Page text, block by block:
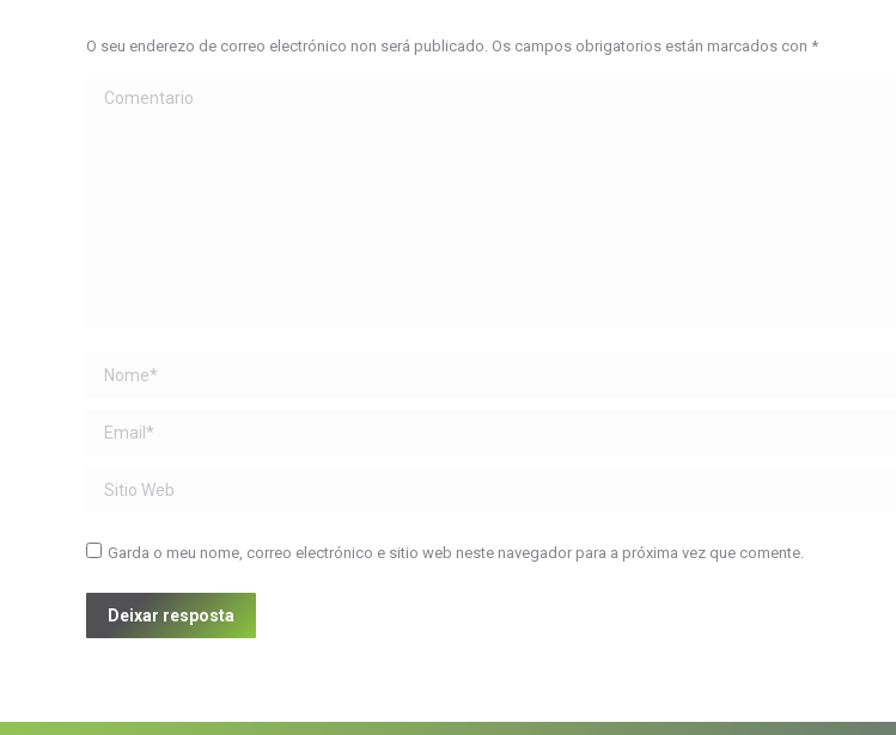
O seu enderezo de correo electrónico non será publicado. Os campos obrigatorios están marcados con *
Comentario
Name *
Email *
Sitio Web
Garda o meu nome, correo electrónico e sitio web neste navegador para a próxima vez que comente.
Deixar resposta